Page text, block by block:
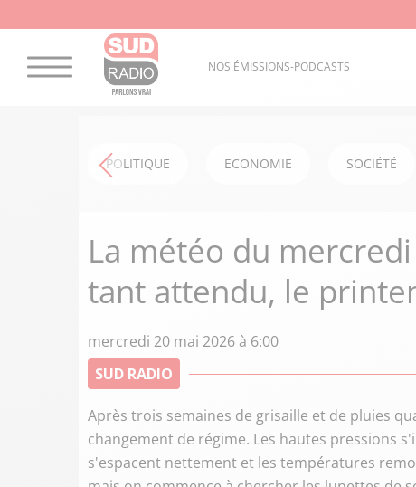
NOS ÉMISSIONS-PODCASTS
POLITIQUE ECONOMIE SOCIÉTÉ
La météo du
tant attendu, le
mercredi 20 mai 2026 à 6:00
SUD RADIO
Après trois semaines de grisaille et de pluies
changement de régime. Les hautes pressions
s'espacent nettement et les températures